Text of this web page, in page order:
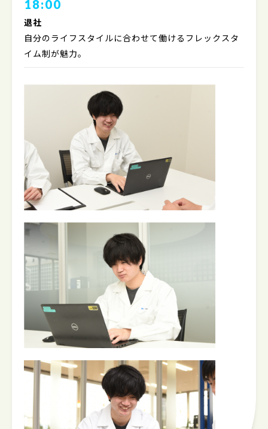
18:00
退社
自分のライフスタイルに合わせて働けるフレックスタ
イム制が魅力。